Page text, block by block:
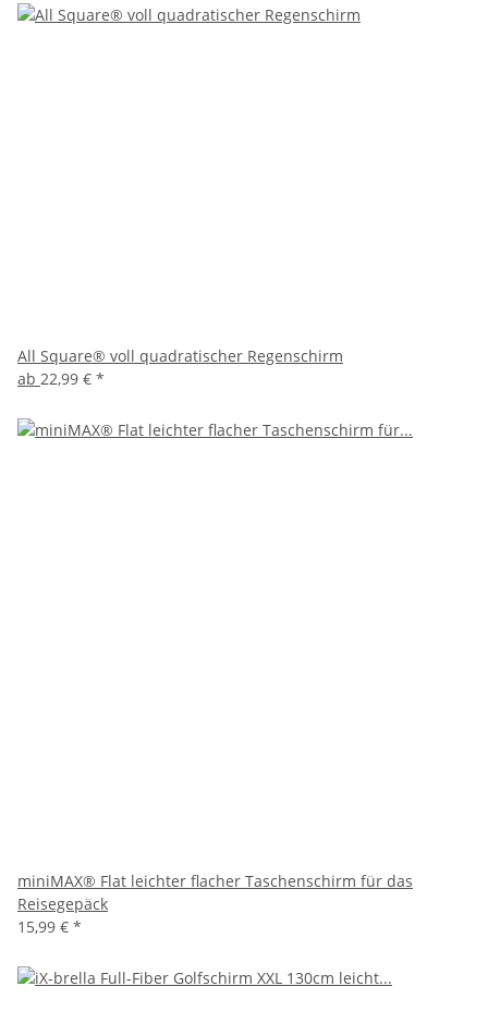
All Square® voll quadratischer Regenschirm
ab 22,99 € *
miniMAX® Flat leichter flacher Taschenschirm für das
Reisegepäck
15,99 € *